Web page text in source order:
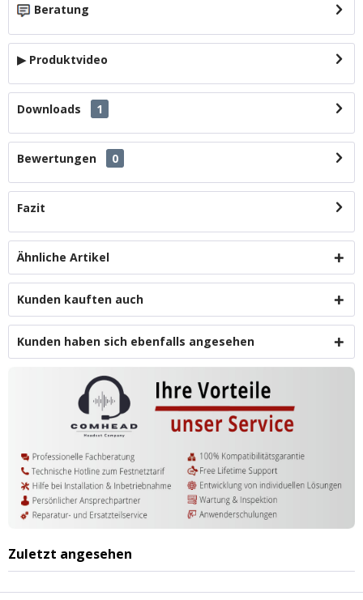
Beratung
▶ Produktvideo
Downloads 1
Bewertungen 0
Fazit
Ähnliche Artikel
Kunden kauften auch
Kunden haben sich ebenfalls angesehen
Zuletzt angesehen